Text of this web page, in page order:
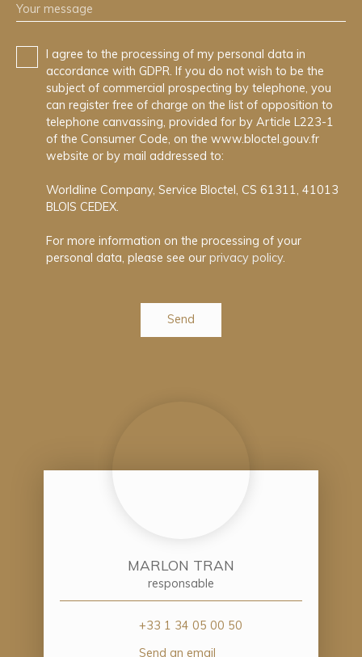
Your message
I agree to the processing of my personal data in
accordance with GDPR. If you do not wish to be the
subject of commercial prospecting by telephone, you
can register free of charge on the list of opposition to
telephone canvassing, provided for by Article L223-1
of the Consumer Code, on the www.bloctel.gouv.fr
website or by mail addressed to:
Worldline Company, Service Bloctel, CS 61311, 41013
BLOIS CEDEX.
For more information on the processing of your
personal data, please see our privacy policy.
Send
MARLON TRAN
responsable
+33 1 34 05 00 50
Send an email